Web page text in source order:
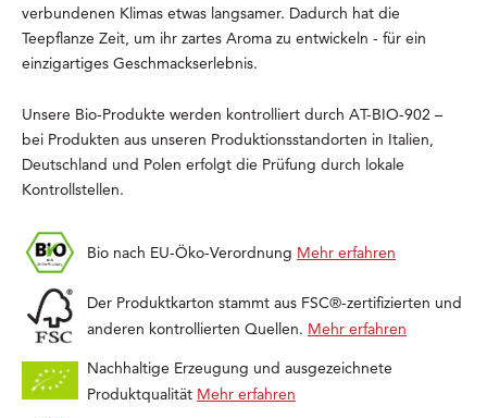
verbundenen Klimas etwas langsamer. Dadurch hat die
Teepflanze Zeit, um ihr zartes Aroma zu entwickeln - für ein
einzigartiges Geschmackserlebnis.
Unsere Bio-Produkte werden kontrolliert durch AT-BIO-902 –
bei Produkten aus unseren Produktionsstandorten in Italien,
Deutschland und Polen erfolgt die Prüfung durch lokale
Kontrollstellen.
Bio nach EU-Öko-Verordnung Mehr erfahren
Der Produktkarton stammt aus FSC®-zertifizierten und
anderen kontrollierten Quellen. Mehr erfahren
Nachhaltige Erzeugung und ausgezeichnete
Produktqualität Mehr erfahren